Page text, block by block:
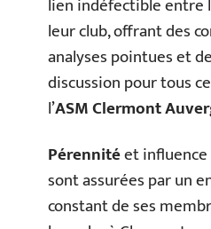
lien indéfectible entre
leur club, offrant des
analyses pointues et
discussion pour tous
l’ASM Clermont
Pérennitéet influence
sont assurées par un
constant de ses